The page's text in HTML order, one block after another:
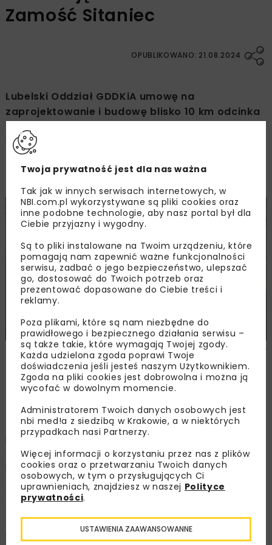
Zamość Sitaniec
OPUBLIKOWANO: 21.08.2024
Lubelski Oddział GDDKiA umowę na
zaprojektowanie i budowę blisko 10 km odcinka
drogi ekspresowej S17 Izbica – Zamość Sitaniec.
Wykonawcą inwestycji będzie konsorcjum firm
firm GAP Insaat, Fabe Polska oraz Side Midas
Stroy. Wartość umowy to ok. 504 mln zł.
Zdjęcie: GDDKiA O/Lublin, www.gov.pl/web/gddkia-lublin/
Co w ramach inwestycji
Za przygotowanie projektu budowlanego oraz realizację
prac w terenie odpowiedzialne będzie konsorcjum firm
GAP Insaat, Fabe Polska oraz Side Midas Stroy. Wartość
kontraktu to ok. 504 mln zł.
Odcinek przebiegać będzie w większości nowym śladem,
głównie wzdłuż obecnej drogi krajowej nr 17. Rozpocznie
się za Izbicą, ominie od zachodniej strony Chomęciska
Małe i zakończy w okolicach Sitańca. Powstaną m.in.
Twoja prywatność jest dla nas ważna
Tak jak w innych serwisach internetowych, w
NBI.com.pl wykorzystywane są pliki cookies oraz
inne podobne technologie, aby nasz portal był dla
Ciebie przyjazny i wygodny.
Są to pliki instalowane na Twoim urządzeniu, które
pomagają nam zapewnić ważne funkcjonalności
serwisu, zadbać o jego bezpieczeństwo, ulepszać
go, dostosować do Twoich potrzeb oraz
prezentować dopasowane do Ciebie treści i
reklamy.
Poza plikami, które są nam niezbędne do
prawidłowego i bezpiecznego działania serwisu –
są także takie, które wymagają Twojej zgody.
Każda udzielona zgoda poprawi Twoje
doświadczenia jeśli jesteś naszym Użytkownikiem.
Zgoda na pliki cookies jest dobrowolna i można ją
wycofać w dowolnym momencie.
Administratorem Twoich danych osobowych jest
nbi med!a z siedzibą w Krakowie, a w niektórych
przypadkach nasi Partnerzy.
Więcej informacji o korzystaniu przez nas z plików
cookies oraz o przetwarzaniu Twoich danych
osobowych, w tym o przysługujących Ci
uprawnieniach, znajdziesz w naszej Polityce
prywatności.
USTAWIENIA ZAAWANSOWANNE